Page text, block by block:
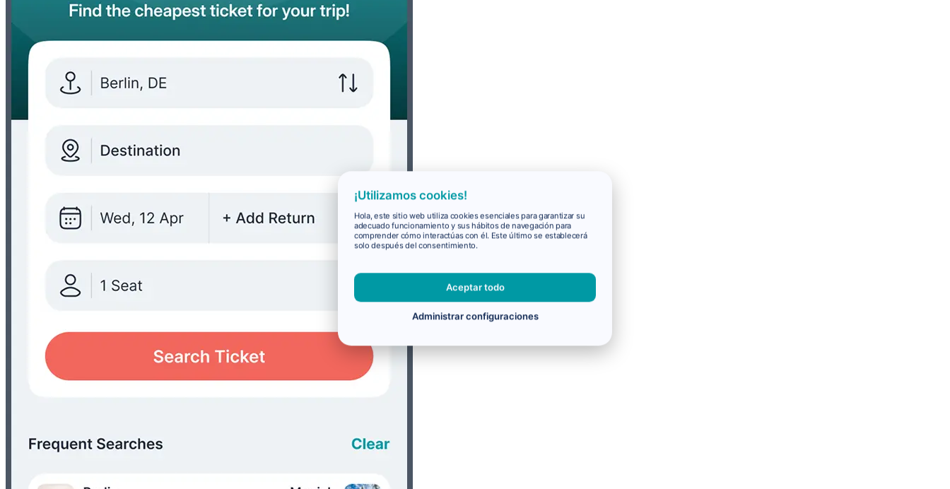
¡Utilizamos cookies!
Hola, este sitio web utiliza cookies esenciales para garantizar su
adecuado funcionamiento y sus hábitos de navegación para
comprender cómo interactúas con él. Este último se establecerá
solo después del consentimiento.
Aceptar todo
Administrar configuraciones